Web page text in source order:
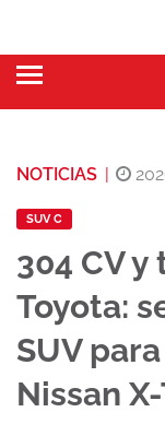
NOTICIAS |
SUV C
304 CV
Toyota:
SUV
Nissan